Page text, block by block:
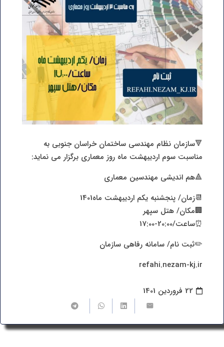
🔻سازمان نظام مهندسی ساختمان خراسان جنوبی به
مناسبت سوم اردیبهشت ماه روز معماری برگزار می نماید:
🔺هم اندیشی مهندسین معماری
📆زمان/ پنجشنبه یکم اردیبهشت ماه1401
🏢مکان/ هتل سپهر
⏰ساعت/20:00-17:00
✏️ثبت نام/ سامانه رفاهی سازمان
refahi.nezam-kj.ir
22 فروردین 1401